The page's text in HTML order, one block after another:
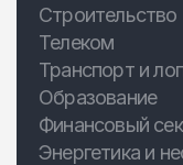
Строительство
Телеком
Транспорт и
Образование
Финансовый
Энергетика и